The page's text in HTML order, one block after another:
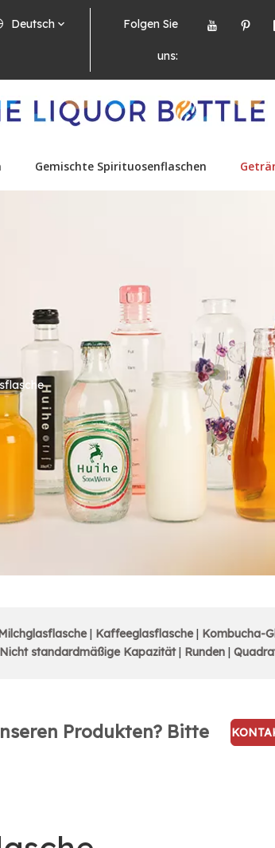
Deutsch Folgen Sie
uns:
Gemischte Spirituosenflaschen
| Kaffeeglasflasche | Kombucha-
Nicht standardmäßige Kapazität | Runden |
Produkten? Bitte